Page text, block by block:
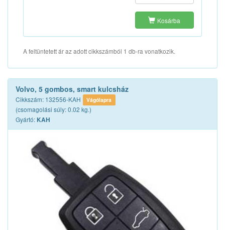
Kosárba
A feltüntetett ár az adott cikkszámból 1 db-ra vonatkozik.
Volvo, 5 gombos, smart kulcsház
Cikkszám: 132556-KAH Vágólapra
(csomagolási súly: 0.02 kg.)
Gyártó: KAH